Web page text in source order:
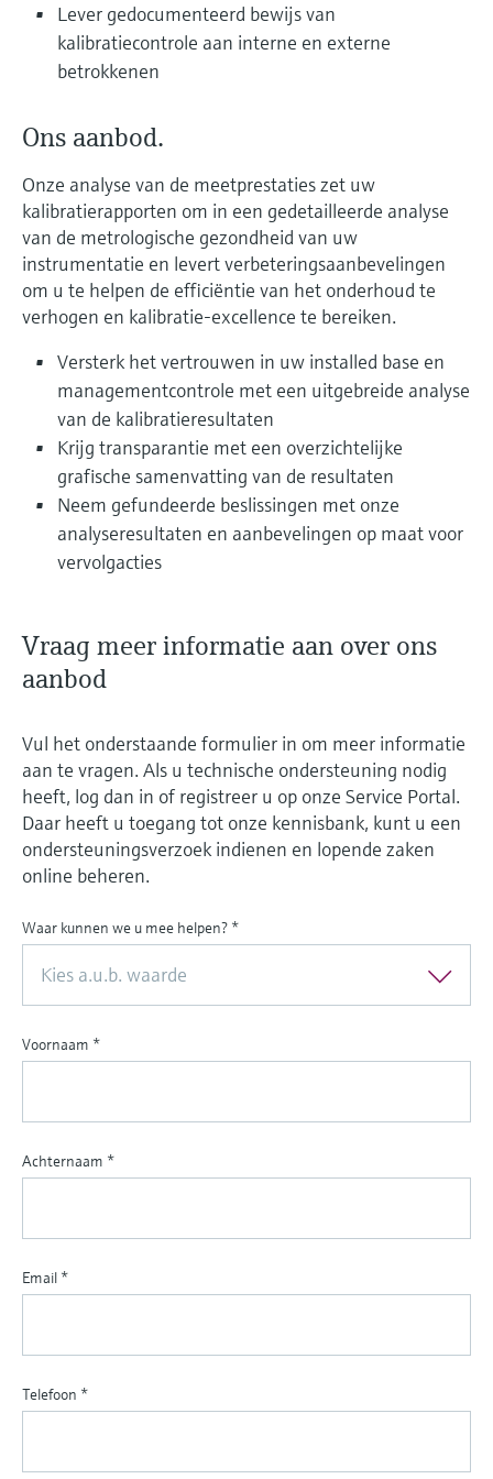
Device Viewer
Find product-specific information and
documentation
Find spare parts by product root, order code,
Level measurement with pressure
Alles winkelen
Memosens technology
besluitvormingsniveau
Lever gedocumenteerd bewijs van
kalibratiecontrole aan interne en externe
betrokkenen
Ons aanbod.
Onze analyse van de meetprestaties zet uw
kalibratierapporten om in een gedetailleerde analyse
van de metrologische gezondheid van uw
instrumentatie en levert verbeteringsaanbevelingen
om u te helpen de efficiëntie van het onderhoud te
verhogen en kalibratie-excellence te bereiken.
Versterk het vertrouwen in uw installed base en
managementcontrole met een uitgebreide analyse
van de kalibratieresultaten
Krijg transparantie met een overzichtelijke
grafische samenvatting van de resultaten
Neem gefundeerde beslissingen met onze
analyseresultaten en aanbevelingen op maat voor
vervolgacties
Vraag meer informatie aan over ons
aanbod
Vul het onderstaande formulier in om meer informatie
aan te vragen. Als u technische ondersteuning nodig
heeft, log dan in of registreer u op onze Service Portal.
Daar heeft u toegang tot onze kennisbank, kunt u een
ondersteuningsverzoek indienen en lopende zaken
online beheren.
Waar kunnen we u mee helpen? *
Kies a.u.b. waarde
Voornaam *
Achternaam *
Email *
Telefoon *